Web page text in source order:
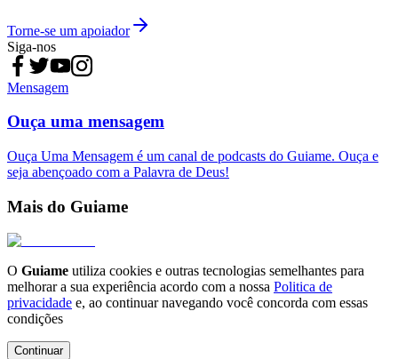
Torne-se um apoiador
Siga-nos
Mensagem
Ouça uma mensagem
Ouça Uma Mensagem é um canal de podcasts do Guiame. Ouça e
seja abençoado com a Palavra de Deus!
Mais do Guiame
O Guiame utiliza cookies e outras tecnologias semelhantes para
melhorar a sua experiência acordo com a nossa Politica de
privacidade e, ao continuar navegando você concorda com essas
condições
Continuar